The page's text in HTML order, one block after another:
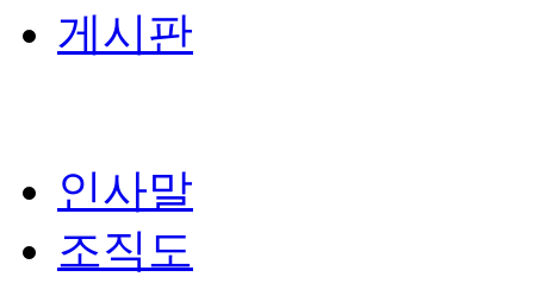
게시판
인사말
조직도